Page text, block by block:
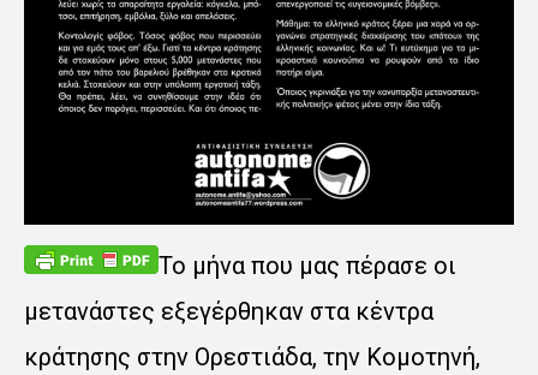
Το μήνα που μας πέρασε οι
μετανάστες εξεγέρθηκαν στα κέντρα
κράτησης στην Ορεστιάδα, την Κομοτηνή,